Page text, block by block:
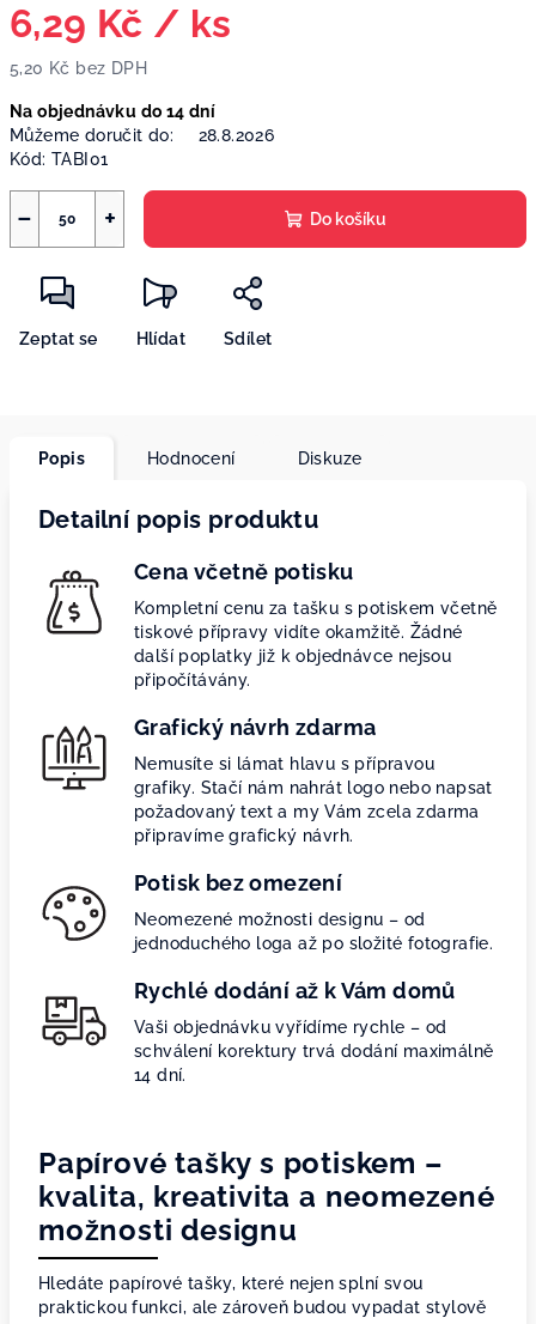
6,29 Kč / ks
5,20 Kč bez DPH
cena:
Na objednávku do 14 dní
Můžeme doručit do:
28.8.2026
Kód: TABI01
+
− Do košíku
Zeptat se Hlídat Sdílet
Popis Hodnocení Diskuze
Detailní popis produktu
Cena včetně potisku
Kompletní cenu za tašku s potiskem včetně
tiskové přípravy vidíte okamžitě. Žádné
další poplatky již k objednávce nejsou
připočítávány.
Grafický návrh zdarma
Nemusíte si lámat hlavu s přípravou
grafiky. Stačí nám nahrát logo nebo napsat
požadovaný text a my Vám zcela zdarma
připravíme grafický návrh.
Potisk bez omezení
Neomezené možnosti designu – od
jednoduchého loga až po složité fotografie.
Rychlé dodání až k Vám domů
Vaši objednávku vyřídíme rychle – od
schválení korektury trvá dodání maximálně
14 dní.
Papírové tašky s potiskem –
kvalita, kreativita a neomezené
možnosti designu
Hledáte papírové tašky, které nejen splní svou
praktickou funkci, ale zároveň budou vypadat stylově